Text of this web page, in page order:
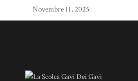
Novembre 11, 2025